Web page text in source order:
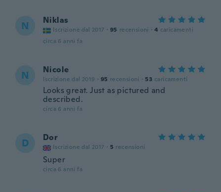
N Niklas
Iscrizione dal 2017 · 95 recensioni · 4 caricamenti
circa 6 anni fa
N Nicole
Iscrizione dal 2019 · 95 recensioni · 53 caricamenti
Looks great. Just as pictured and
described.
circa 6 anni fa
D Dor
Iscrizione dal 2017 · 5 recensioni
Super
circa 6 anni fa